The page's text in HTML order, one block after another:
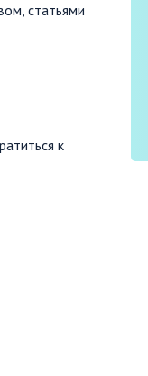
статьями
к